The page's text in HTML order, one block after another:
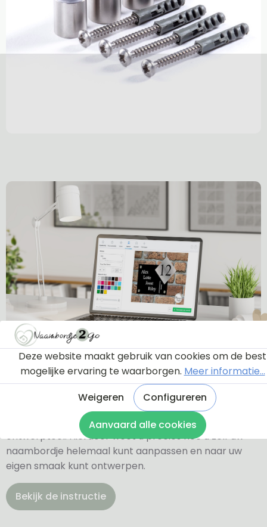
Ontwerptool
Via onderstaande knop komt u bij een instructie en
een tutorial die u een rondleiding geeft door de
ontwerptool. Hierdoor weet u precies hoe u zelf uw
naambordje helemaal kunt aanpassen en naar uw
eigen smaak kunt ontwerpen.
Bekijk de instructie
Deze website maakt gebruik van cookies om de best
mogelijke ervaring te waarborgen. Meer informatie...
Weigeren
Configureren
Aanvaard alle cookies